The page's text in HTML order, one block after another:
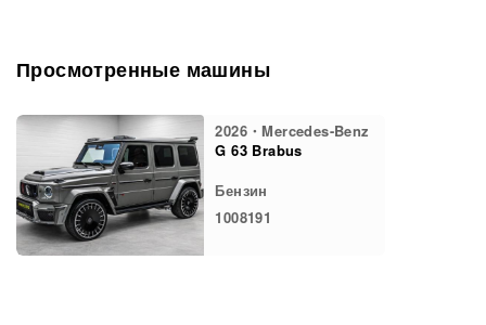
Просмотренные машины
2026・Mercedes-Benz
G 63 Brabus
Бензин
1008191